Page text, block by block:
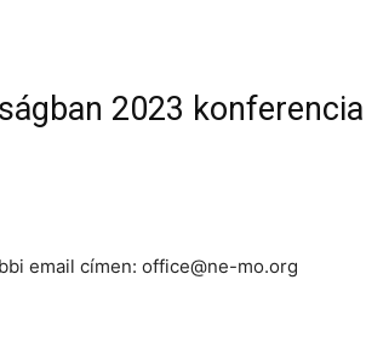
2023 konferencia
email címen: office@ne-mo.org